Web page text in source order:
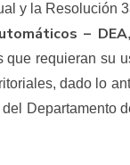
y la Resolución
– DEA
requieran su
dado lo
Departamento